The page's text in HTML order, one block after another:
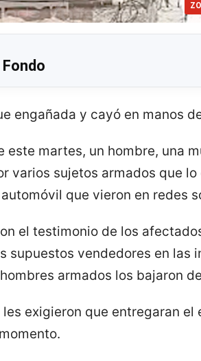
Fondo
engañada y cayó en manos
este martes, un hombre, una
varios sujetos armados que
que vieron en redes
el testimonio de los
supuestos vendedores en las
armados los bajaron
exigieron que entregaran